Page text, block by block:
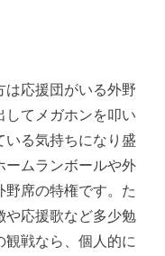
は応援団がいる外野
してメガホンを叩い
いる気持ちになり盛
ームランボールや外
席の特権です。た
や応援歌など多少勉
戦なら、個人的に